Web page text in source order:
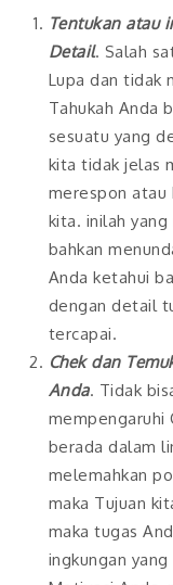
Tentukan atau
Detail. Salah
Lupa dan tidak
Tahukah Anda
sesuatu yang
kita tidak jelas
merespon atau
kita. inilah yang
bahkan
Anda ketahui
dengan detail
tercapai.
Chek dan
Anda. Tidak
mempengaruhi
berada dalam
melemahkan
maka Tujuan
maka tugas
ingkungan